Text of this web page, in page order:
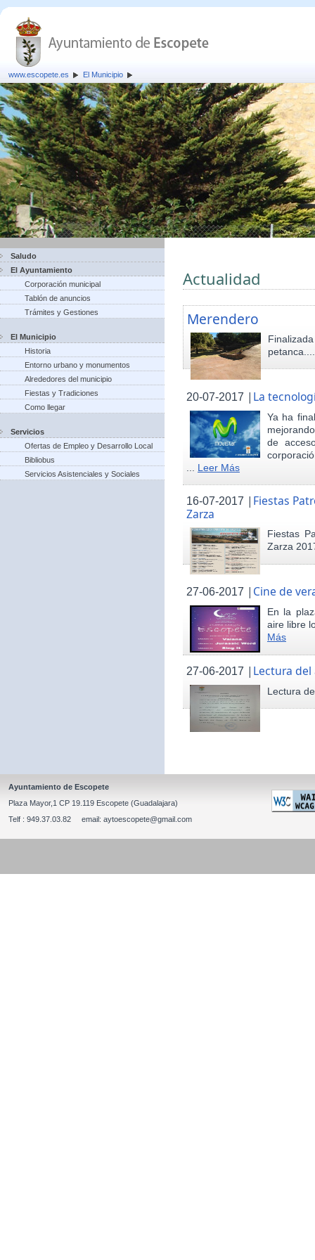
www.escopete.es El Municipio
Saludo
El Ayuntamiento
Corporación municipal
Tablón de anuncios
Trámites y Gestiones
El Municipio
Historia
Entorno urbano y monumentos
Alrededores del municipio
Fiestas y Tradiciones
Como llegar
Servicios
Ofertas de Empleo y Desarrollo Local
Bibliobus
Servicios Asistenciales y Sociales
Actualidad
Merendero
20-07-2017 | La
Ya ha
de
Leer Más
16-07-2017 | Fiestas
Zarza
Fiestas
Zarza
27-06-2017 | Cine de
En la
aire libre
Más
27-06-2017 | Lectura del
Lectura
Ayuntamiento de Escopete
Plaza Mayor,1 CP 19.119 Escopete (Guadalajara)
Telf : 949.37.03.82 email: aytoescopete@gmail.com